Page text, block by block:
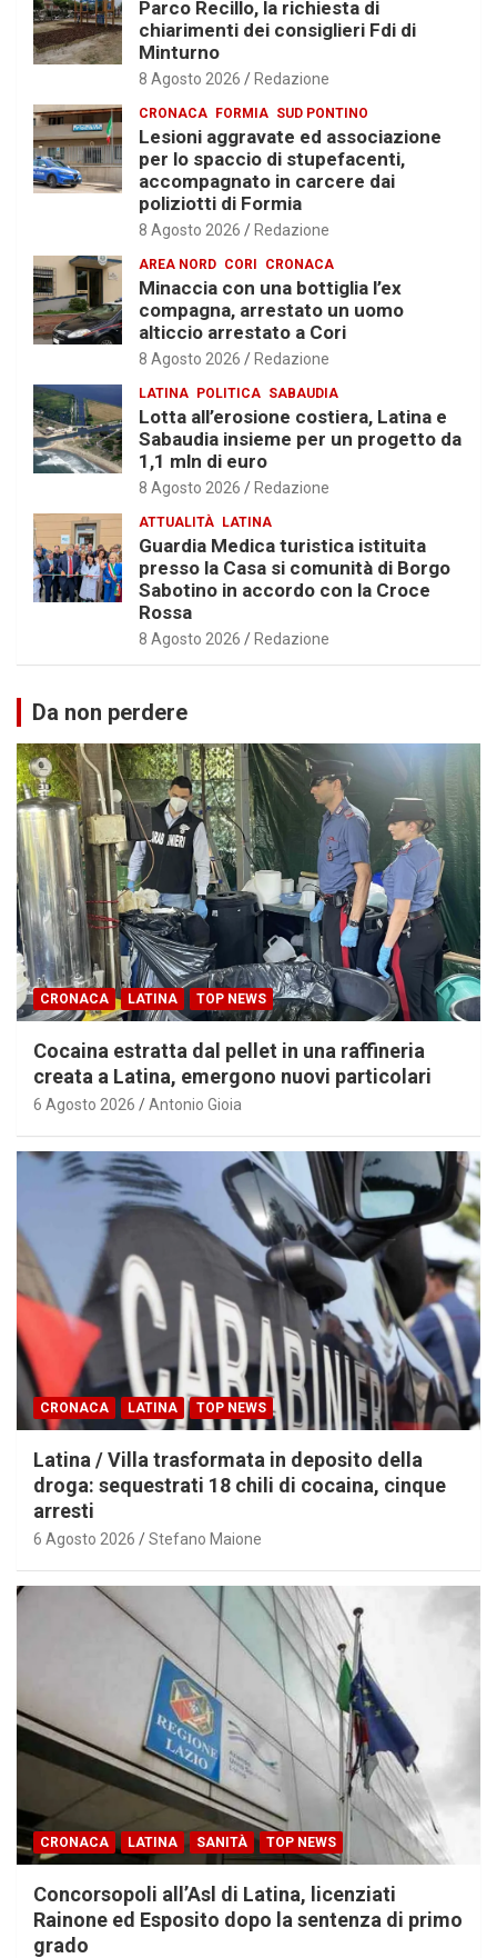
Parco Recillo, la richiesta di
chiarimenti dei consiglieri Fdi di
Minturno
8 Agosto 2026 Redazione
CRONACA FORMIA SUD PONTINO
Lesioni aggravate ed associazione
per lo spaccio di stupefacenti,
accompagnato in carcere dai
poliziotti di Formia
8 Agosto 2026 Redazione
AREA NORD CORI CRONACA
Minaccia con una bottiglia l’ex
compagna, arrestato un uomo
alticcio arrestato a Cori
8 Agosto 2026 Redazione
LATINA POLITICA SABAUDIA
Lotta all’erosione costiera, Latina e
Sabaudia insieme per un progetto da
1,1 mln di euro
8 Agosto 2026 Redazione
ATTUALITÀ LATINA
Guardia Medica turistica istituita
presso la Casa si comunità di Borgo
Sabotino in accordo con la Croce
Rossa
8 Agosto 2026 Redazione
Da non perdere
CRONACA LATINA TOP NEWS
Cocaina estratta dal pellet in una raffineria
creata a Latina, emergono nuovi particolari
6 Agosto 2026 Antonio Gioia
CRONACA LATINA TOP NEWS
Latina / Villa trasformata in deposito della
droga: sequestrati 18 chili di cocaina, cinque
arresti
6 Agosto 2026 Stefano Maione
CRONACA LATINA SANITÀ TOP NEWS
Concorsopoli all’Asl di Latina, licenziati
Rainone ed Esposito dopo la sentenza di primo
grado